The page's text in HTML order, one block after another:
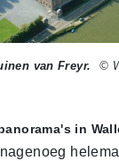
van Freyr. ©
in